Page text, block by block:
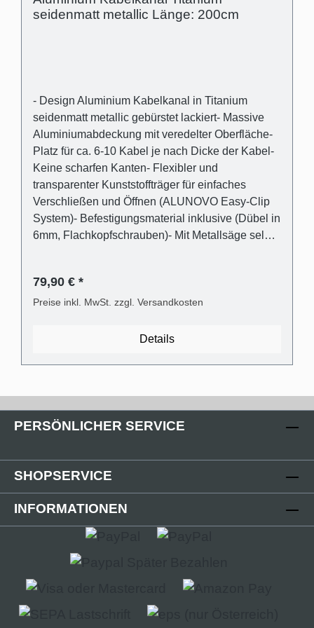
seidenmatt metallic Länge: 200cm
- Design Aluminium Kabelkanal in Titanium
seidenmatt metallic gebürstet lackiert- Massive
Aluminiumabdeckung mit veredelter Oberfläche-
Platz für ca. 6-10 Kabel je nach Dicke der Kabel-
Keine scharfen Kanten- Flexibler und
transparenter Kunststoffträger für einfaches
Verschließen und Öffnen (ALUNOVO Easy-Clip
System)- Befestigungsmaterial inklusive (Dübel in
6mm, Flachkopfschrauben)- Mit Metallsäge selbst
Titanium seidenmatt metallic gebürstet lackiert
aus Aluminium- 1 Stk. Kabelkanalträger aus
gängigsten Wandarten- Kreuzschlitz
Innenmaß (Kabelschacht): 28mm x 18mm-
(Schattenfuge): 3mm
79,90 € *
Preise inkl. MwSt. zzgl. Versandkosten
Details
PERSÖNLICHER SERVICE
SHOPSERVICE
INFORMATIONEN